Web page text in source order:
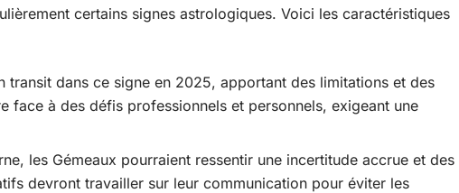
certains signes astrologiques. Voici les caractéristiques
transit dans ce signe en 2025, apportant des limitations et des
face à des défis professionnels et personnels, exigeant une
les Gémeaux pourraient ressentir une incertitude accrue et des
devront travailler sur leur communication pour éviter les